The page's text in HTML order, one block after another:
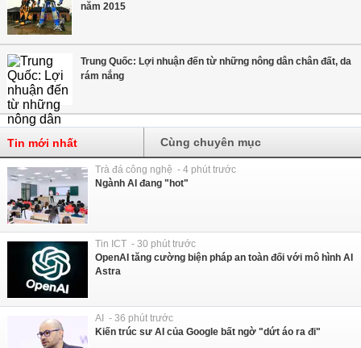
năm 2015
Trung Quốc: Lợi nhuận đến từ những nông dân chân đất, da
rám nắng
Tin mới nhất Cùng chuyên mục
Trà đá công nghệ - 4 phút trước
Ngành AI đang "hot"
Tin ICT - 30 phút trước
OpenAI tăng cường biện pháp an toàn đối với mô hình AI
Astra
AI - 36 phút trước
Kiến trúc sư AI của Google bất ngờ "dứt áo ra đi"